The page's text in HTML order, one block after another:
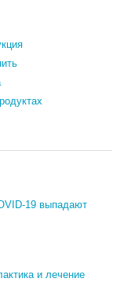
19 выпадают
и лечение